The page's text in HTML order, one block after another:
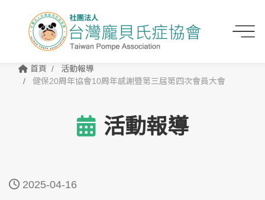
首頁
活動報導
健保20周年協會10周年感謝暨第三屆第四次會員大會
活動報導
2025-04-16